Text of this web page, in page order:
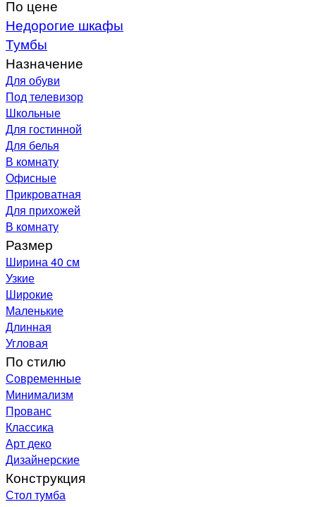
По цене
Недорогие шкафы
Тумбы
Назначение
Для обуви
Под телевизор
Школьные
Для гостинной
Для белья
В комнату
Офисные
Прикроватная
Для прихожей
В комнату
Размер
Ширина 40 см
Узкие
Широкие
Маленькие
Длинная
Угловая
По стилю
Современные
Минимализм
Прованс
Классика
Арт деко
Дизайнерские
Конструкция
Стол тумба